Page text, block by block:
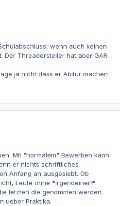
wenn auch keinen
Der Threadersteller hat aber GAR
ja nicht dass er Abitur machen
Mit "normalem" Bewerben kann
er nichts schriftliches
Anfang an ausgesiebt. Ob
Leute ohne *irgendeinen*
letzten die genommen werden.
ueber Praktika.